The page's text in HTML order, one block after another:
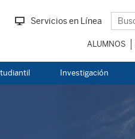
Servicios en Línea
ALUMNOS
Investigación